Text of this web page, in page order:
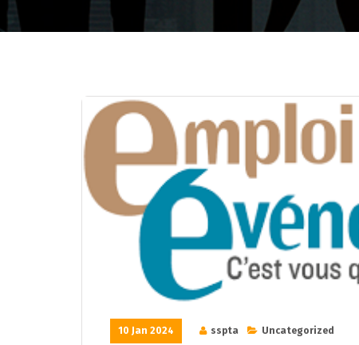
10 Jan 2024 sspta
Uncategorized